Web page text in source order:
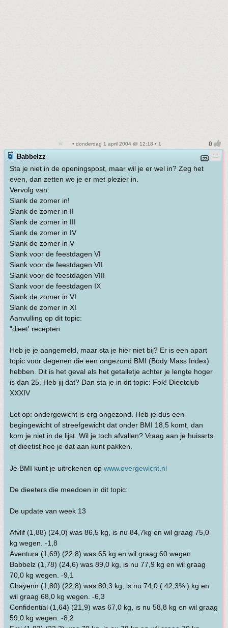
• donderdag 1 april 2004 @ 12:18 • 1
Babbelzz
Sta je niet in de openingspost, maar wil je er wel in? Zeg het
even, dan zetten we je er met plezier in.
Vervolg van:
Slank de zomer in!
Slank de zomer in II
Slank de zomer in III
Slank de zomer in IV
Slank de zomer in V
Slank voor de feestdagen VI
Slank voor de feestdagen VII
Slank voor de feestdagen VIII
Slank voor de feestdagen IX
Slank de zomer in VI
Slank de zomer in XI
Aanvulling op dit topic:
"dieet' recepten
Heb je je aangemeld, maar sta je hier niet bij? Er is een apart
topic voor degenen die een ongezond BMI (Body Mass Index)
hebben. Dit is het geval als het getalletje achter je lengte hoger
is dan 25. Heb jij dat? Dan sta je in dit topic: Fok! Dieetclub
XXXIV
Let op: ondergewicht is erg ongezond. Heb je dus een
begingewicht of streefgewicht dat onder BMI 18,5 komt, dan
kom je niet in de lijst. Wil je toch afvallen? Vraag aan je huisarts
of dieetist hoe je dat aan kunt pakken.
Je BMI kunt je uitrekenen op www.overgewicht.nl
De dieeters die meedoen in dit topic:
De update van week 13
Afvlif (1,88) (24,0) was 86,5 kg, is nu 84,7kg en wil graag 75,0
kg wegen. -1,8
Aventura (1,69) (22,8) was 65 kg en wil graag 60 wegen
Babbelz (1,78) (24,6) was 89,0 kg, is nu 77,9 kg en wil graag
70,0 kg wegen. -9,1
Chayenn (1,80) (22,8) was 80,3 kg, is nu 74,0 ( 42,3% ) kg en
wil graag 68,0 kg wegen. -6,3
Confidential (1,64) (21,9) was 67,0 kg, is nu 58,8 kg en wil graag
59,0 kg wegen. -8,2